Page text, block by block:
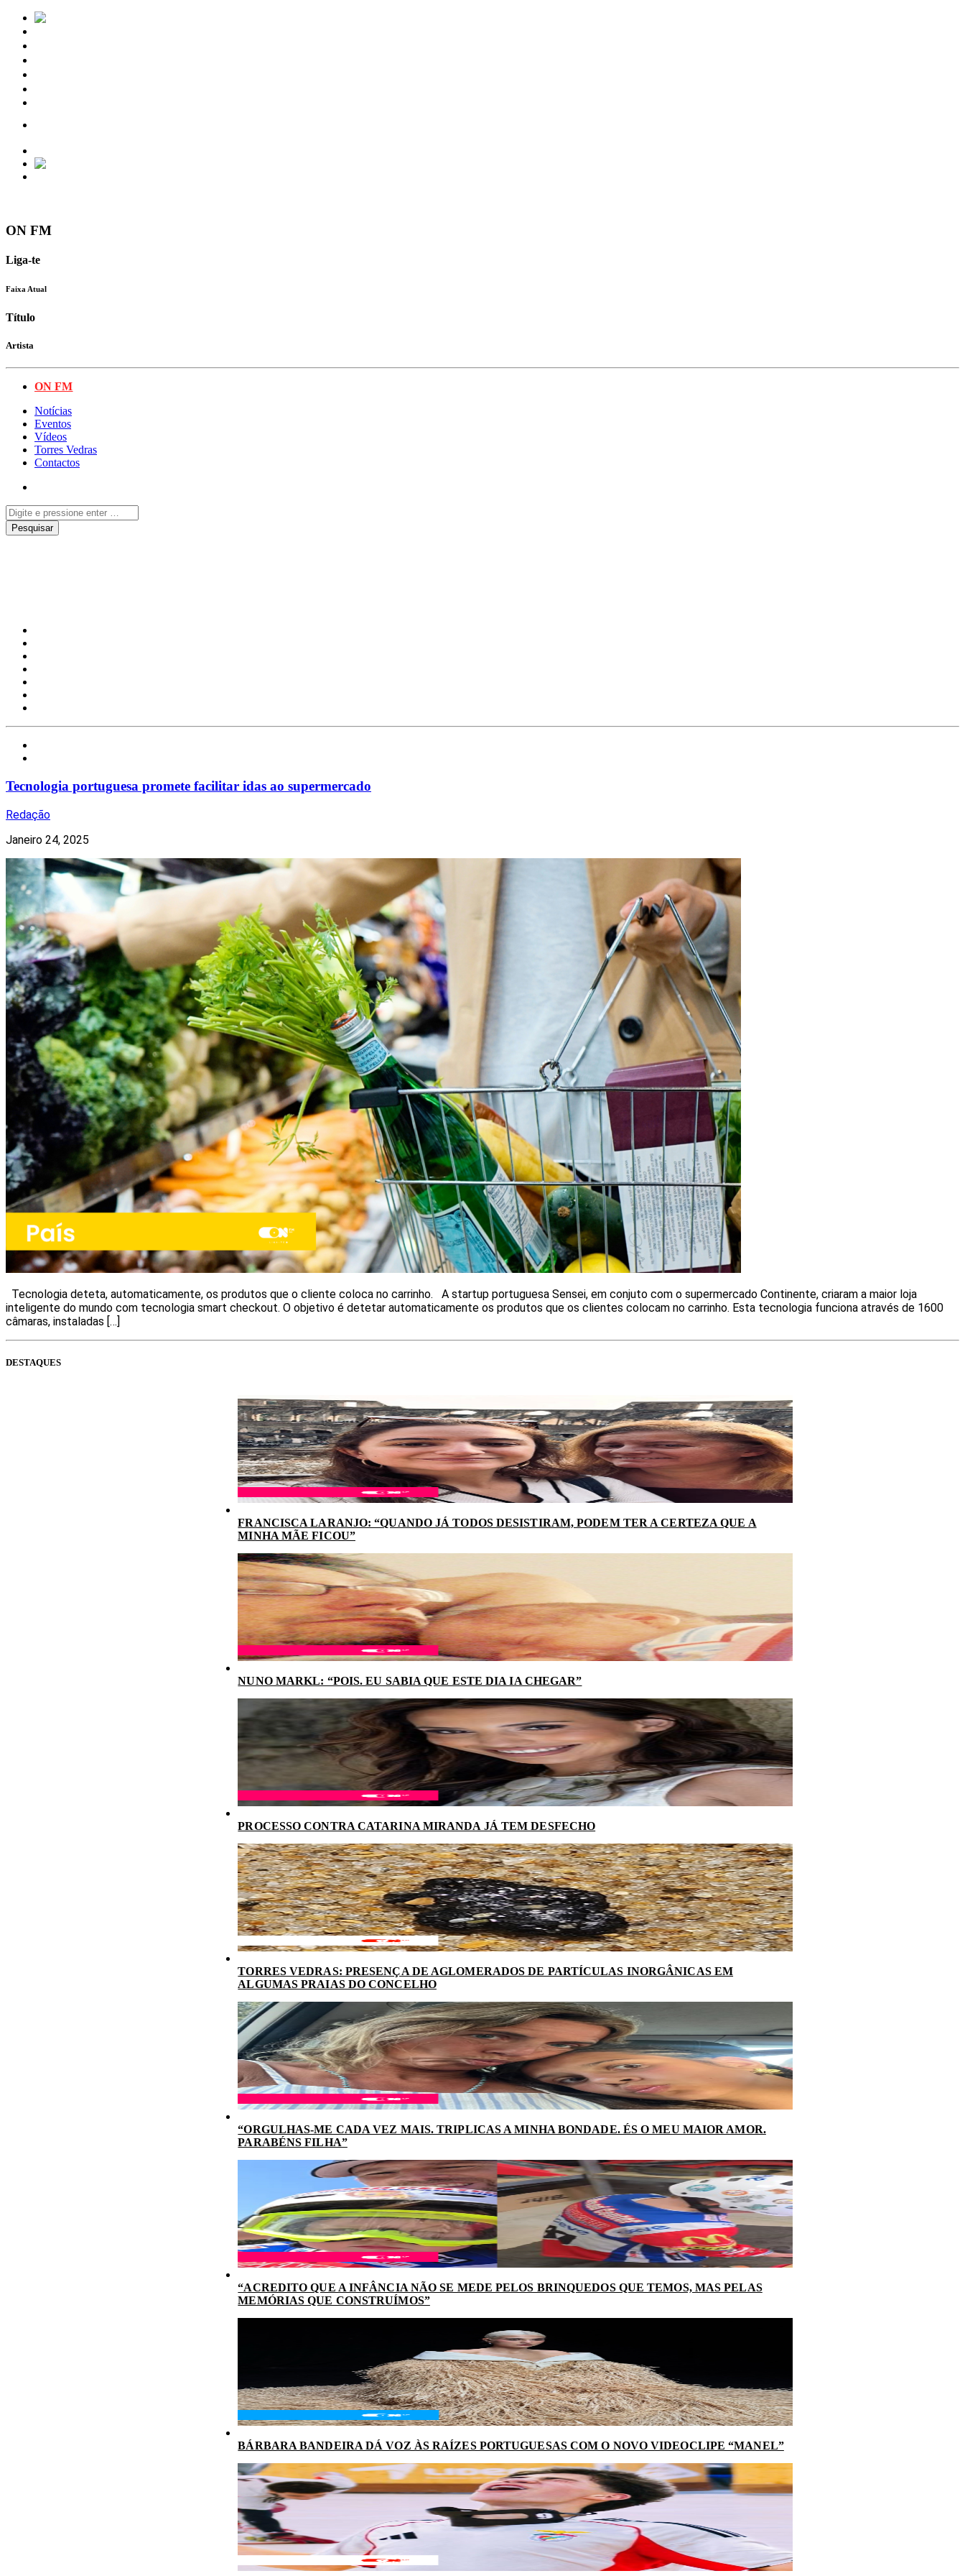
ON FM
Liga-te
Faixa Atual
Título
Artista
ON FM
Notícias
Eventos
Vídeos
Torres Vedras
Contactos
Tecnologia portuguesa promete facilitar idas ao supermercado
Redação
Janeiro 24, 2025
Tecnologia deteta, automaticamente, os produtos que o cliente coloca no carrinho. A startup portuguesa Sensei, em conjuto com o supermercado Continente, criaram a maior loja
inteligente do mundo com tecnologia smart checkout. O objetivo é detetar automaticamente os produtos que os clientes colocam no carrinho. Esta tecnologia funciona através de 1600
câmaras, instaladas […]
DESTAQUES
FRANCISCA LARANJO: “QUANDO JÁ TODOS DESISTIRAM, PODEM TER A CERTEZA QUE A
MINHA MÃE FICOU”
NUNO MARKL: “POIS. EU SABIA QUE ESTE DIA IA CHEGAR”
PROCESSO CONTRA CATARINA MIRANDA JÁ TEM DESFECHO
TORRES VEDRAS: PRESENÇA DE AGLOMERADOS DE PARTÍCULAS INORGÂNICAS EM
ALGUMAS PRAIAS DO CONCELHO
“ORGULHAS-ME CADA VEZ MAIS. TRIPLICAS A MINHA BONDADE. ÉS O MEU MAIOR AMOR.
PARABÉNS FILHA”
“ACREDITO QUE A INFÂNCIA NÃO SE MEDE PELOS BRINQUEDOS QUE TEMOS, MAS PELAS
MEMÓRIAS QUE CONSTRUÍMOS”
BÁRBARA BANDEIRA DÁ VOZ ÀS RAÍZES PORTUGUESAS COM O NOVO VIDEOCLIPE “MANEL”